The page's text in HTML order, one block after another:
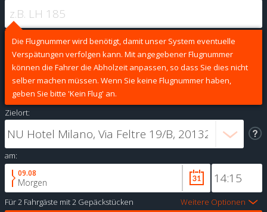
Die Flugnummer wird benötigt, damit unser System eventuelle
Verspätungen verfolgen kann. Mit angegebener Flugnummer
können die Fahrer die Abholzeit anpassen, so dass Sie dies nicht
selber machen müssen. Wenn Sie keine Flugnummer haben,
geben Sie bitte 'Kein Flug' an.
Zielort:
am:
09.08
Morgen
Für2 Fahrgäste mit2 Gepäckstücken Weitere Optionen